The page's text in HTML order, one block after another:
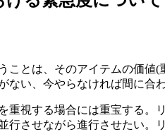
ことは、そのアイテムの価
ない、今やらなければ間に合
重視する場合には重宝する
行させながら進行させたい